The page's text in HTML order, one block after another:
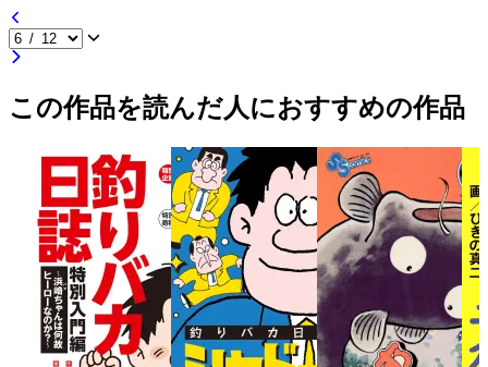
この作品を読んだ人におすすめの作品